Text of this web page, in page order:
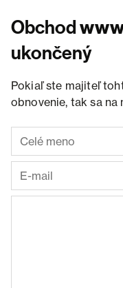
Obchod
ukončený
Pokiaľ ste majiteľ
obnovenie, tak sa